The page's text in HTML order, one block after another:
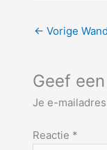
← Vorige
Geef
Je e-
Reactie *